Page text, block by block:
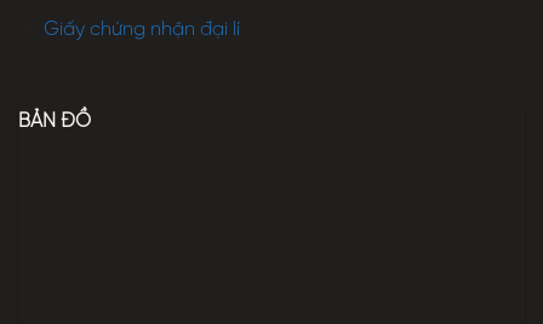
Giấy chứng nhận đại lí
BẢN ĐỒ